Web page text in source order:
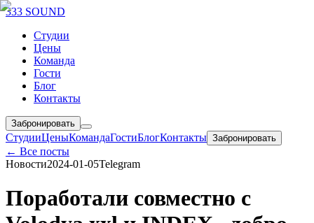
333 SOUND
Студии
Цены
Команда
Гости
Блог
Контакты
Забронировать
СтудииЦеныКомандаГостиБлогКонтакты Забронировать
← Все посты
Новости2024-01-05Telegram
Поработали совместно с